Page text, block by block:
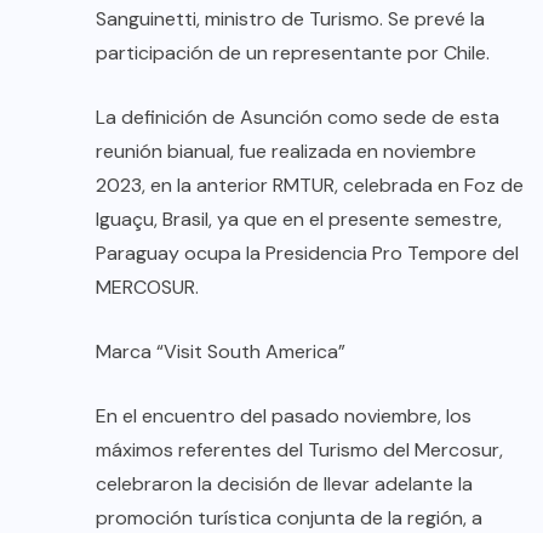
Sanguinetti, ministro de Turismo. Se prevé la
participación de un representante por Chile.
La definición de Asunción como sede de esta
reunión bianual, fue realizada en noviembre
2023, en la anterior RMTUR, celebrada en Foz de
Iguaçu, Brasil, ya que en el presente semestre,
Paraguay ocupa la Presidencia Pro Tempore del
MERCOSUR.
Marca “Visit South America”
En el encuentro del pasado noviembre, los
máximos referentes del Turismo del Mercosur,
celebraron la decisión de llevar adelante la
promoción turística conjunta de la región, a